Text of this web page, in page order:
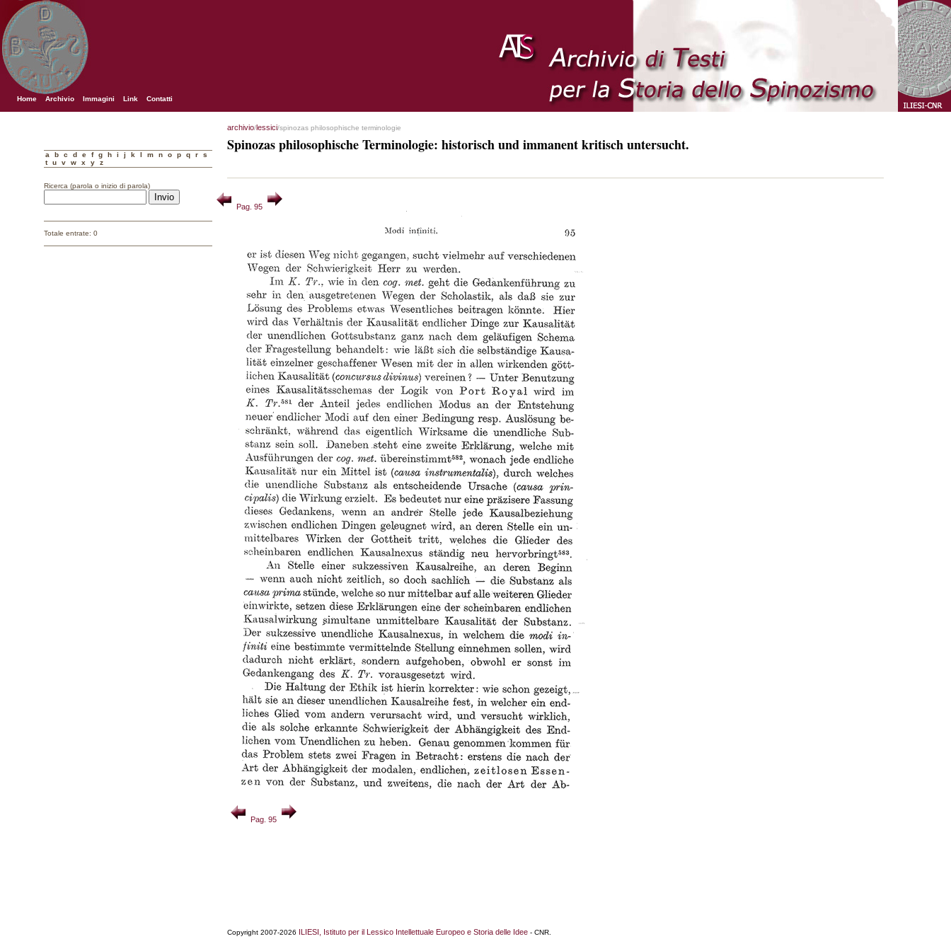
Home Archivio Immagini Link Contatti
a b c d e f g h i j k l m n o p q r
s
t
u v w x y z
Ricerca (parola o inizio di parola)
Totale entrate: 0
archivio/lessici/spinozas philosophische terminologie
Spinozas philosophische Terminologie: historisch und immanent kritisch untersucht.
Pag. 95
Pag. 95
Copyright 2007-2026 ILIESI, Istituto per il Lessico Intellettuale Europeo e Storia delle Idee - CNR.